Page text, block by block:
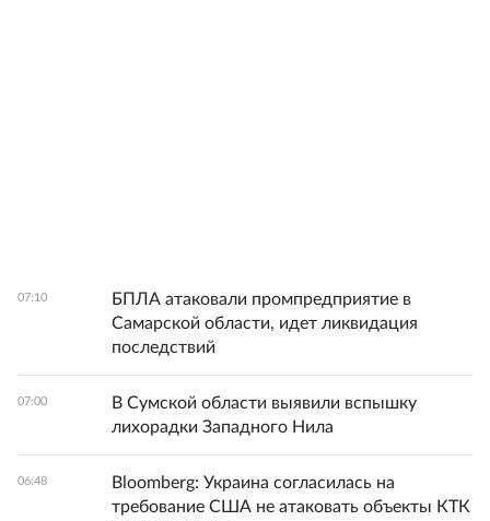
07:10
БПЛА атаковали промпредприятие в
Самарской области, идет ликвидация
последствий
07:00
В Сумской области выявили вспышку
лихорадки Западного Нила
06:48
Bloomberg: Украина согласилась на
требование США не атаковать объекты КТК